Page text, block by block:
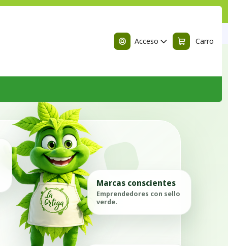
Acceso Carro
Marcas conscientes
Emprendedores con sello
verde.